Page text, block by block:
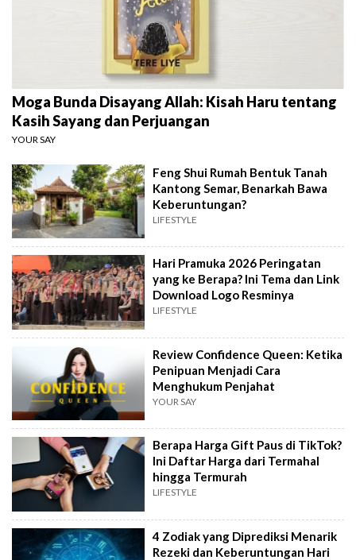
Moga Bunda Disayang Allah: Kisah Haru tentang
Kasih Sayang dan Perjuangan
YOUR SAY
Feng Shui Rumah Bentuk Tanah
Kantong Semar, Benarkah Bawa
Keberuntungan?
LIFESTYLE
Hari Pramuka 2026 Peringatan
yang ke Berapa? Ini Tema dan Link
Download Logo Resminya
LIFESTYLE
Review Confidence Queen: Ketika
Penipuan Menjadi Cara
Menghukum Penjahat
YOUR SAY
Berapa Harga Gift Paus di TikTok?
Ini Daftar Harga dari Termahal
hingga Termurah
LIFESTYLE
4 Zodiak yang Diprediksi Menarik
Rezeki dan Keberuntungan Hari